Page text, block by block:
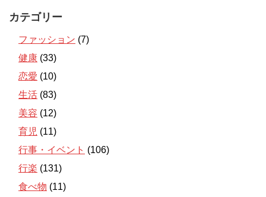
カテゴリー
ファッション (7)
健康 (33)
恋愛 (10)
生活 (83)
美容 (12)
育児 (11)
行事・イベント (106)
行楽 (131)
食べ物 (11)